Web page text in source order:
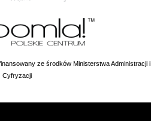
ze środków Ministerstwa Administracji i
Cyfryzacji